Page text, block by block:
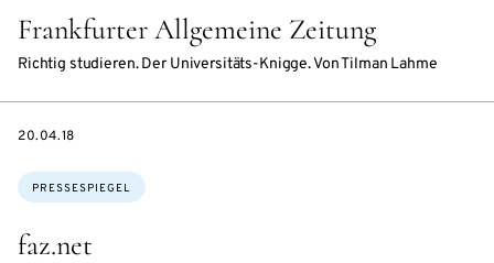
Frankfurter Allgemeine Zeitung
Richtig studieren. Der Universitäts-Knigge. Von Tilman Lahme
faz.net
Themen:
PRESSESPIEGEL
DATE
20.04.18